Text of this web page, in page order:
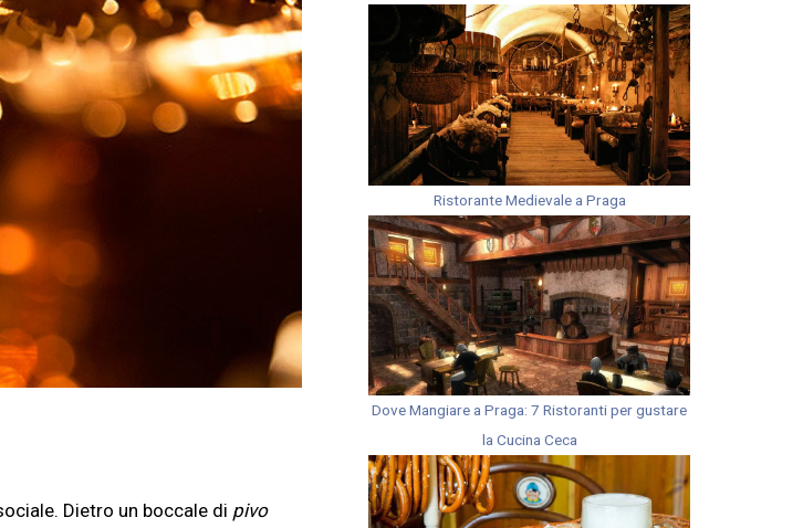
Dietro un boccale di pivo
Ristorante Medievale a Praga
Dove Mangiare a Praga: 7 Ristoranti per gustare
la Cucina Ceca